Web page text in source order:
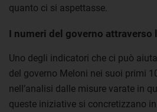
quanto ci si aspettasse.
I numeri del governo attraverso
Uno degli indicatori che ci può
del governo Meloni nei suoi primi
nell’analisi dalle misure varate in
queste iniziative si concretizzano in